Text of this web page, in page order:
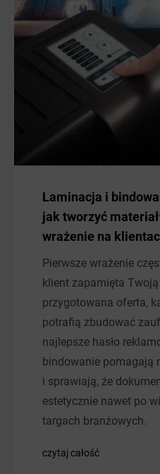
Laminacja i
jak tworzyć
wrażenie na
Pierwsze wrażenie
klient zapamięta
przygotowana oferta,
potrafią zbudować
najlepsze hasło
bindowanie pomagają
i sprawiają, że
estetycznie nawet po
targach branżowych.
czytaj całość